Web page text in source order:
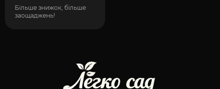
Більше знижок, більше
заощаджень!